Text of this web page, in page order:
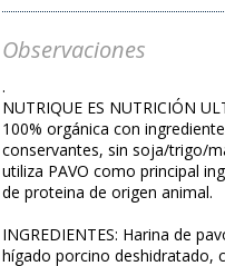
Observaciones
.
NUTRIQUE ES NUTRICIÓN
100% orgánica con
conservantes, sin soja/trigo/
utiliza PAVO como principal
de proteina de origen animal.
INGREDIENTES: Harina de
hígado porcino deshidratado,